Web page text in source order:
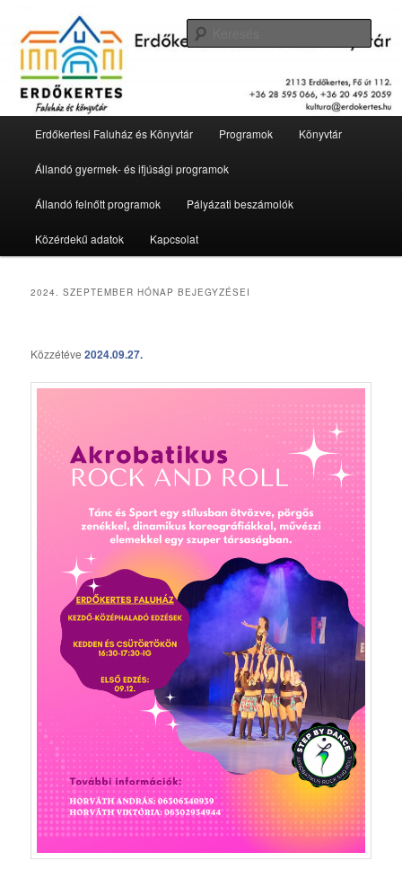
elsődleges
tartalomra
másodlagos
tartalomraErdőkertesi Faluház és Könyvtár
Erdőkertesi Faluház és Könyvtár Programok Könyvtár
Állandó gyermek- és ifjúsági programok
Állandó felnőtt programok Pályázati beszámolók
Közérdekű adatok Kapcsolat
2024. SZEPTEMBER HÓNAP BEJEGYZÉSEI
Közzétéve2024.09.27.